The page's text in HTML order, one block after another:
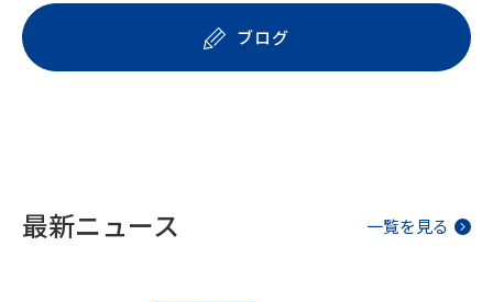
ブログ
最新ニュース 一覧を見る